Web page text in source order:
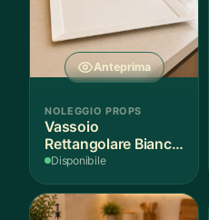
Anteprima
NOLEGGIO PROPS
Vassoio
Rettangolare Bianco
per Scenografie
Disponibile